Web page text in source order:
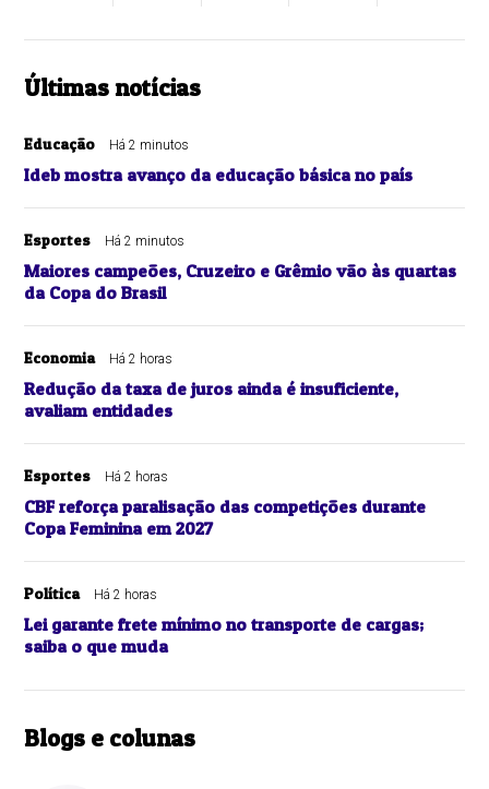
Últimas notícias
Educação Há 2 minutos
Ideb mostra avanço da educação básica no país
Esportes Há 2 minutos
Maiores campeões, Cruzeiro e Grêmio vão às quartas
da Copa do Brasil
Economia Há 2 horas
Redução da taxa de juros ainda é insuficiente,
avaliam entidades
Esportes Há 2 horas
CBF reforça paralisação das competições durante
Copa Feminina em 2027
Política Há 2 horas
Lei garante frete mínimo no transporte de cargas;
saiba o que muda
Blogs e colunas